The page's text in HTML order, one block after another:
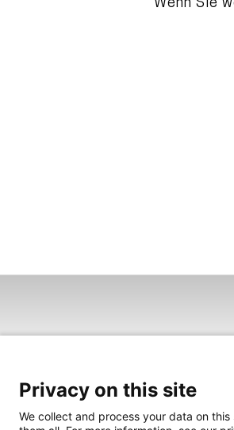
n
Wenn Sie
Privacy on this site
We collect and process your data on